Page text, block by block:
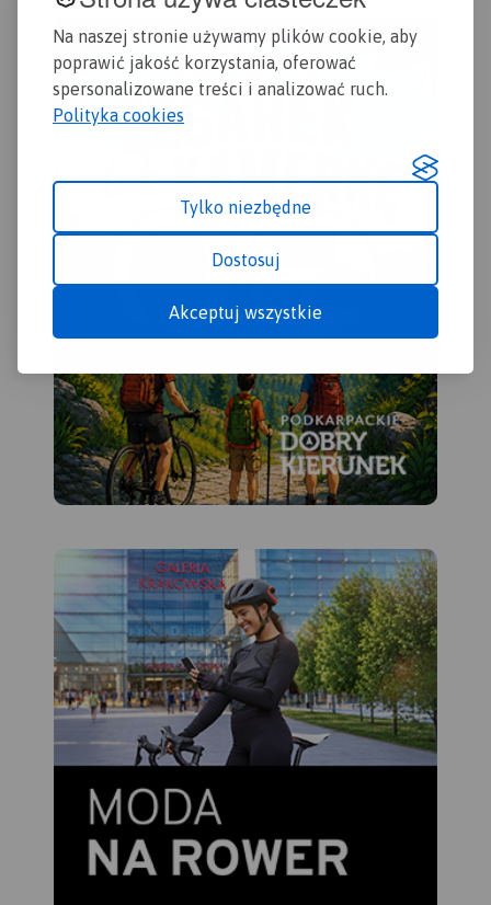
Na naszej stronie używamy plików cookie, aby
poprawić jakość korzystania, oferować
spersonalizowane treści i analizować ruch.
Polityka cookies
Tylko niezbędne
Dostosuj
Akceptuj wszystkie